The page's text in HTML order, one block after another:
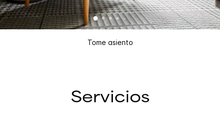
Tome asiento
Servicios